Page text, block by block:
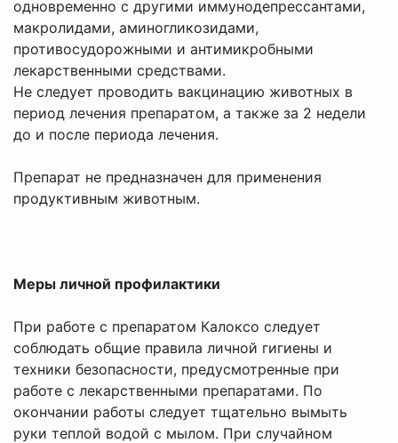
одновременно с другими иммунодепрессантами,
макролидами, аминогликозидами,
противосудорожными и антимикробными
лекарственными средствами.
Не следует проводить вакцинацию животных в
период лечения препаратом, а также за 2 недели
до и после периода лечения.
Препарат не предназначен для применения
продуктивным животным.
Меры личной профилактики
При работе с препаратом Калоксо следует
соблюдать общие правила личной гигиены и
техники безопасности, предусмотренные при
работе с лекарственными препаратами. По
окончании работы следует тщательно вымыть
руки теплой водой с мылом. При случайном